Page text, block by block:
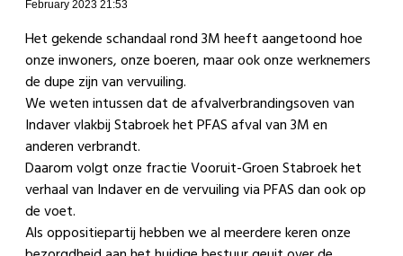
February 2023 21:53
Het gekende schandaal rond 3M heeft aangetoond hoe
onze inwoners, onze boeren, maar ook onze werknemers
de dupe zijn van vervuiling.
We weten intussen dat de afvalverbrandingsoven van
Indaver vlakbij Stabroek het PFAS afval van 3M en
anderen verbrandt.
Daarom volgt onze fractie Vooruit-Groen Stabroek het
verhaal van Indaver en de vervuiling via PFAS dan ook op
de voet.
Als oppositiepartij hebben we al meerdere keren onze